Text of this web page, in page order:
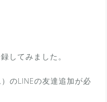
してみました。
のLINEの友達追加が必